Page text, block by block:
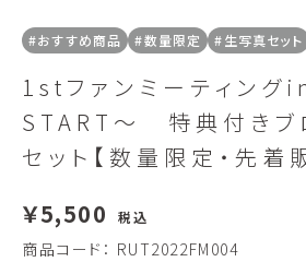
#おすすめ商品 #数量限定 #生写真セット
1stファンミーティン
START〜 特典付きブ
セット【数量限定・先着
￥5,500
税込
商品コード： RUT2022FM004